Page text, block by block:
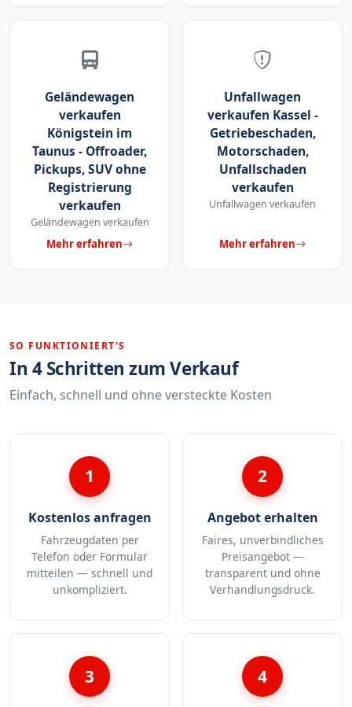
Geländewagen
verkaufen
Königstein im
Taunus - Offroader,
Pickups, SUV ohne
Registrierung
verkaufen
Geländewagen verkaufen
Mehr erfahren
Unfallwagen
verkaufen Kassel -
Getriebeschaden,
Motorschaden,
Unfallschaden
verkaufen
Unfallwagen verkaufen
Mehr erfahren
SO FUNKTIONIERT'S
In 4 Schritten zum Verkauf
Einfach, schnell und ohne versteckte Kosten
1
Kostenlos anfragen
Fahrzeugdaten per
Telefon oder Formular
mitteilen — schnell und
unkompliziert.
2
Angebot erhalten
Faires, unverbindliches
Preisangebot —
transparent und ohne
Verhandlungsdruck.
3 4